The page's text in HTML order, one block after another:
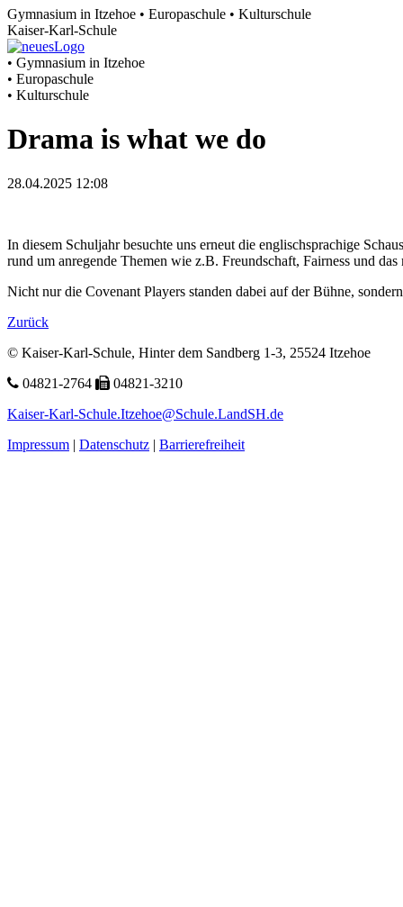
Gymnasium in Itzehoe • Europaschule • Kulturschule
Kaiser-Karl-Schule
• Gymnasium in Itzehoe
• Europaschule
• Kulturschule
Drama is what we do
28.04.2025 12:08
In diesem Schul­jahr be­suchte uns er­neut die eng­lisch­sprachi­ge
rund um an­regen­de The­men wie z.B. Freund­schaft, Fair­ness und
Nicht nur die Covenant Players stan­den dabei auf der Bühne,
Zurück
© Kaiser-Karl-Schule, Hinter dem Sandberg 1-3, 25524 Itzehoe
04821-2764
04821-3210
Kaiser-Karl-Schule.Itzehoe@Schule.LandSH.de
Impressum | Datenschutz | Barrierefreiheit